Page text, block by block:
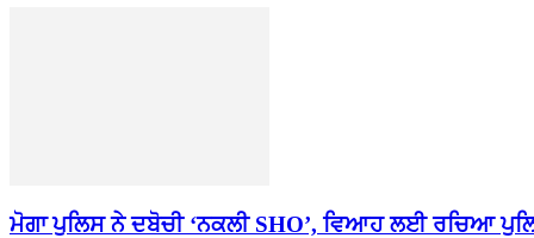
ਮੋਗਾ ਪੁਲਿਸ ਨੇ ਦਬੋਚੀ ‘ਨਕਲੀ SHO’, ਵਿਆਹ ਲਈ ਰਚਿਆ